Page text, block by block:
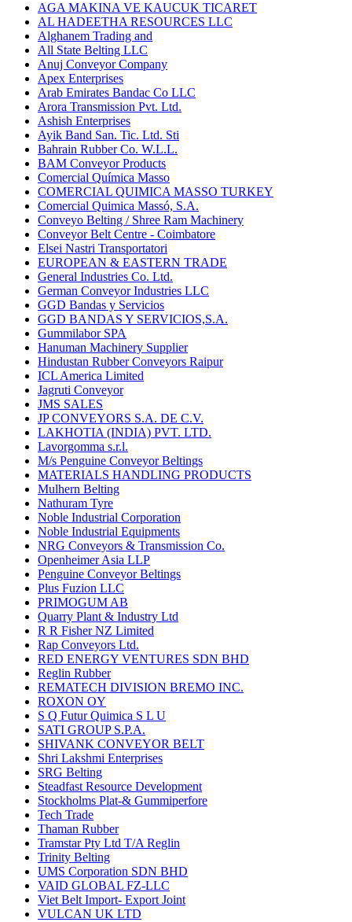
AGA MAKINA VE KAUCUK TICARET
AL HADEETHA RESOURCES LLC
Alghanem Trading and
All State Belting LLC
Anuj Conveyor Company
Apex Enterprises
Arab Emirates Bandac Co LLC
Arora Transmission Pvt. Ltd.
Ashish Enterprises
Ayik Band San. Tic. Ltd. Sti
Bahrain Rubber Co. W.L.L.
BAM Conveyor Products
Comercial Química Masso
COMERCIAL QUIMICA MASSO TURKEY
Comercial Quimica Massó, S.A.
Conveyo Belting / Shree Ram Machinery
Conveyor Belt Centre - Coimbatore
Elsei Nastri Transportatori
EUROPEAN & EASTERN TRADE
General Industries Co. Ltd.
German Conveyor Industries LLC
GGD Bandas y Servicios
GGD BANDAS Y SERVICIOS,S.A.
Gummilabor SPA
Hanuman Machinery Supplier
Hindustan Rubber Conveyors Raipur
ICL America Limited
Jagruti Conveyor
JMS SALES
JP CONVEYORS S.A. DE C.V.
LAKHOTIA (INDIA) PVT. LTD.
Lavorgomma s.r.l.
M/s Penguine Conveyor Beltings
MATERIALS HANDLING PRODUCTS
Mulhern Belting
Nathuram Tyre
Noble Industrial Corporation
Noble Industrial Equipments
NRG Conveyors & Transmission Co.
Openheimer Asia LLP
Penguine Conveyor Beltings
Plus Fuzion LLC
PRIMOGUM AB
Quarry Plant & Industry Ltd
R R Fisher NZ Limited
Rap Conveyors Ltd.
RED ENERGY VENTURES SDN BHD
Reglin Rubber
REMATECH DIVISION BREMO INC.
ROXON OY
S Q Futur Quimica S L U
SATI GROUP S.P.A.
SHIVANK CONVEYOR BELT
Shri Lakshmi Enterprises
SRG Belting
Steadfast Resource Development
Stockholms Plat-& Gummiperfore
Tech Trade
Thaman Rubber
Tramstar Pty Ltd T/A Reglin
Trinity Belting
UMS Corporation SDN BHD
VAID GLOBAL FZ-LLC
Viet Belt Import- Export Joint
VULCAN UK LTD